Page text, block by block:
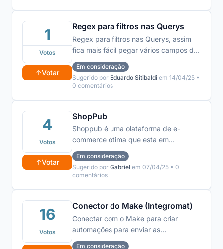
Stract.to e retorna dados como
desempenho de postagens,
engajamento, alcance, cliques em
Exemplo de uso: “Quais foram os
melhores horários de engajamento no
traga os resultados da campanha Meta
Ads dos últimos 7 dias”. Ideal para
otimizar análises rápidas e gerar
relatórios automatizados diretamente
no chat com linguagem natural e
objetiva.
1
Votos
↑Votar
Regex para filtros nas Querys
Regex para filtros nas Querys, assim
fica mais fácil pegar vários campos de
uma só vez!
Em consideração
Sugerido por Eduardo Sitibaldi em 14/04/25 •
0 comentários
4
Votos
↑Votar
ShopPub
Shoppub é uma olataforma de e-
commerce ótima que esta em
ascensão.
https://www.shoppub.com.br/
Em consideração
Sugerido por Gabriel em 07/04/25 • 0
comentários
16
Votos
Conector do Make (Integromat)
Conectar com o Make para criar
automações para enviar as
informações de um lugar para o outro
Em consideração